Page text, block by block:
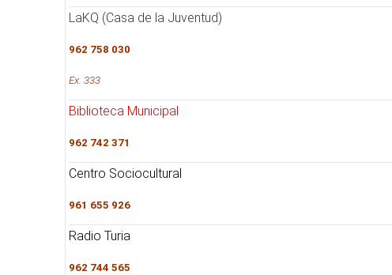
LaKQ (Casa de la Juventud)
962 758 030
Ex. 333
Biblioteca Municipal
962 742 371
Centro Sociocultural
961 655 926
Radio Turia
962 744 565